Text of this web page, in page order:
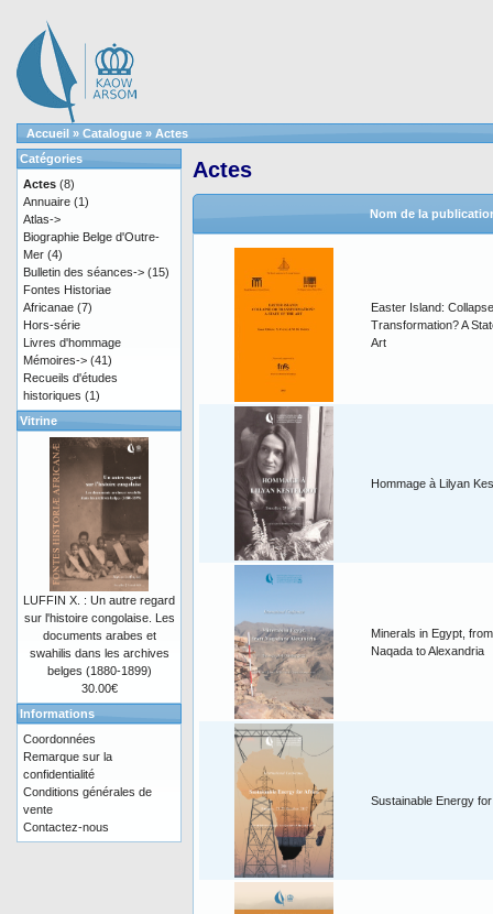
Accueil » Catalogue » Actes
Actes
Nom de la
Easter Island:
Transformation? A
Art
Hommage à Lilyan
Minerals in Egypt, from
Naqada to Alexandria
Sustainable Energy
Catégories
Actes (8)
Annuaire (1)
Atlas->
Biographie Belge d'Outre-
Mer (4)
Bulletin des séances-> (15)
Fontes Historiae
Africanae (7)
Hors-série
Livres d'hommage
Mémoires-> (41)
Recueils d'études
historiques (1)
Vitrine
LUFFIN X. : Un autre regard
sur l'histoire congolaise. Les
documents arabes et
swahilis dans les archives
belges (1880-1899)
30.00€
Informations
Coordonnées
Remarque sur la
confidentialité
Conditions générales de
vente
Contactez-nous